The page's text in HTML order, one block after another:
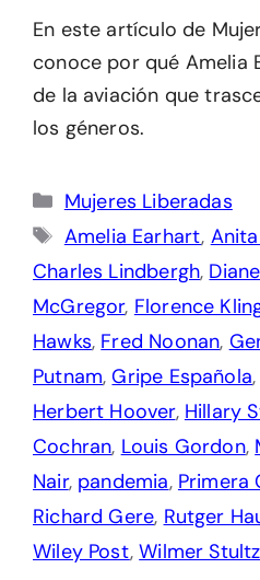
En este artículo de
conoce por qué Amelia
de la aviación que
los géneros.
Categorías
Mujeres Liberadas
Etiquetas
Amelia Earhart,
Charles Lindbergh,
McGregor, Florence
Hawks, Fred Noonan,
Putnam,Gripe Española,
Herbert Hoover, Hillary
Cochran, Louis Gordon,
Nair, pandemia, Primera
Richard Gere, Rutger
Wiley Post,Wilmer Stultz